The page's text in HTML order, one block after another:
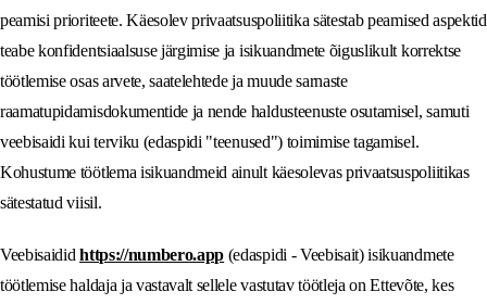
peamisi prioriteete. Käesolev privaatsuspoliitika sätestab peamised aspektid
teabe konfidentsiaalsuse järgimise ja isikuandmete õiguslikult korrektse
töötlemise osas arvete, saatelehtede ja muude sarnaste
raamatupidamisdokumentide ja nende haldusteenuste osutamisel, samuti
veebisaidi kui terviku (edaspidi "teenused") toimimise tagamisel.
Kohustume töötlema isikuandmeid ainult käesolevas privaatsuspoliitikas
sätestatud viisil.
Veebisaididhttps://numbero.app (edaspidi - Veebisait) isikuandmete
töötlemise haldaja ja vastavalt sellele vastutav töötleja on Ettevõte, kes